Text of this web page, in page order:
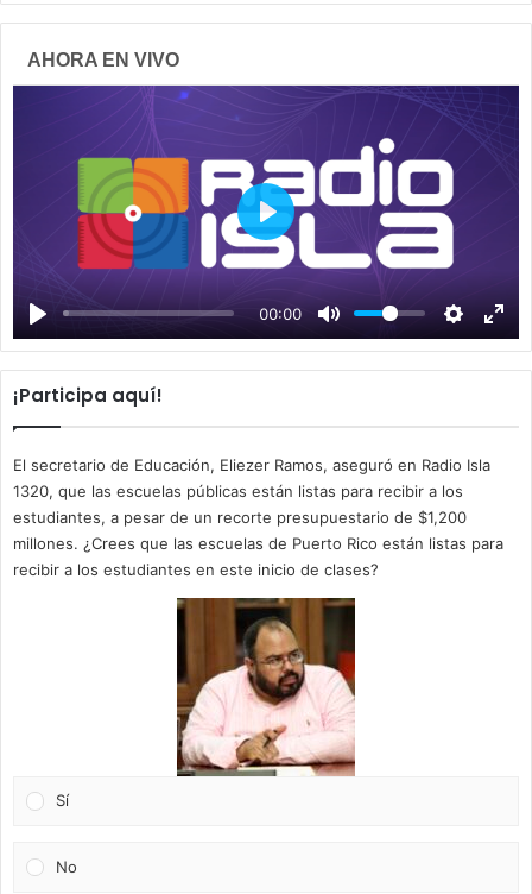
AHORA EN VIVO
00:00
P
a
y
¡Participa aquí!
El secretario de Educación, Eliezer Ramos, aseguró en Radio Isla
1320, que las escuelas públicas están listas para recibir a los
estudiantes, a pesar de un recorte presupuestario de $1,200
millones. ¿Crees que las escuelas de Puerto Rico están listas para
recibir a los estudiantes en este inicio de clases?
Sí
No